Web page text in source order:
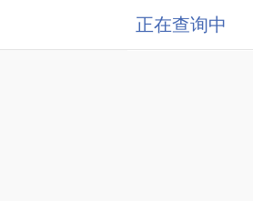
正在查询中